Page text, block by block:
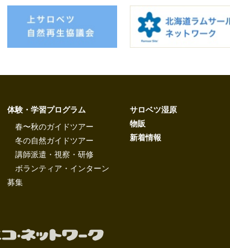
体験・学習プログラム
春〜秋のガイドツアー
冬の自然ガイドツアー
講師派遣・視察・研修
ボランティア・インターン
募集
サロベツ湿原
物販
新着情報